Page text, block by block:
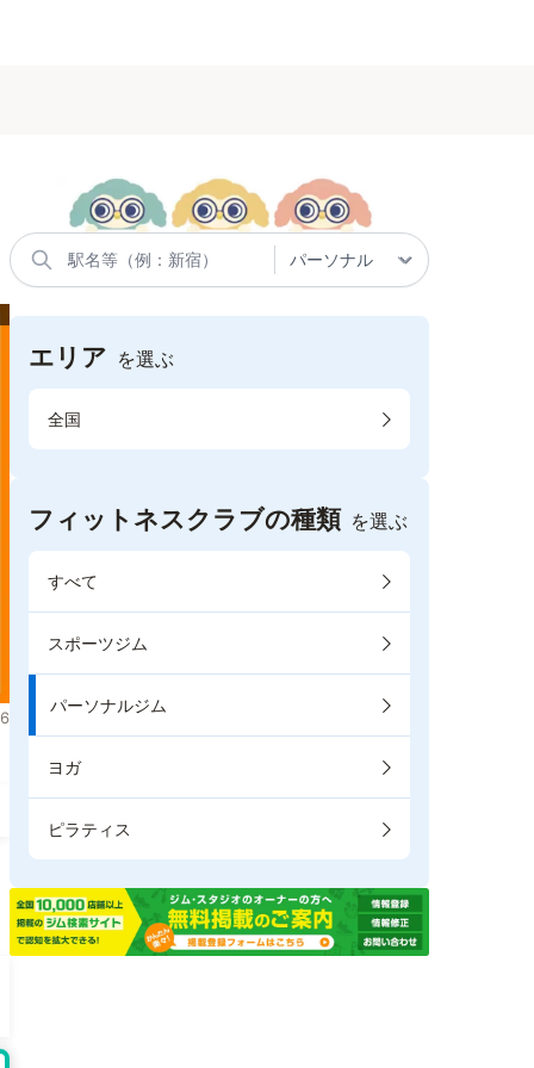
エリア を選ぶ
全国
フィットネスクラブの種類 を選ぶ
すべて
スポーツジム
パーソナルジム
ヨガ
ピラティス